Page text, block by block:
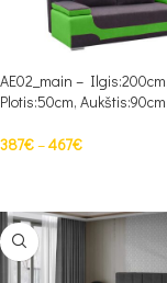
AE02_main – Ilgis:200cm,
Plotis:50cm, Aukštis:90cm
387€–467€